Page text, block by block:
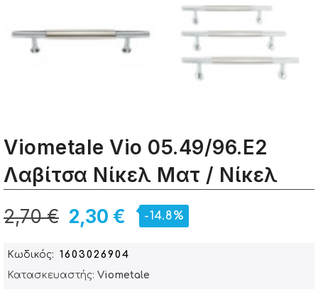
Viometale Vio 05.49/96.Ε2
Λαβίτσα Νίκελ Ματ / Νίκελ
2,30 €
2,70 € -14.8%
Κωδικός
1603026904
Κατασκευαστής: Viometale